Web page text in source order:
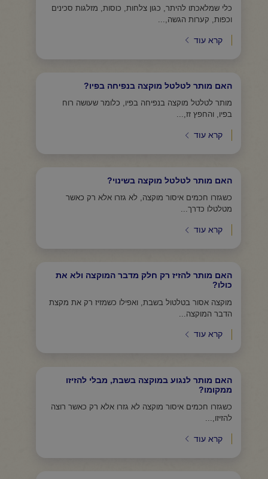
כלי שמלאכתו להיתר, כגון צלחות, כוסות, מזלגות סכינים
וכפות, קערות הגשה,...
קרא עוד
האם מותר לטלטל מוקצה בנפיחה בפיו?
מותר לטלטל מוקצה בנפיחה בפיו, כלומר שעושה רוח
בפיו, והחפץ זז,...
קרא עוד
האם מותר לטלטל מוקצה בשינוי?
כשגזרו חכמים איסור מוקצה, לא גזרו אלא רק כאשר
מטלטלו כדרך...
קרא עוד
האם מותר להזיז רק חלק מדבר המוקצה ולא את
כולו?
מוקצה אסור בטלטול בשבת, ואפילו כשמזיז רק את מקצת
הדבר המוקצה...
קרא עוד
האם מותר לנגוע במוקצה בשבת, מבלי להזיזו
ממקומו?
כשגזרו חכמים איסור מוקצה לא גזרו אלא רק כאשר רוצה
להזיזו,...
קרא עוד